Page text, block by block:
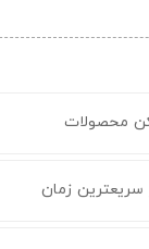
محصولات
سریعترین زمان